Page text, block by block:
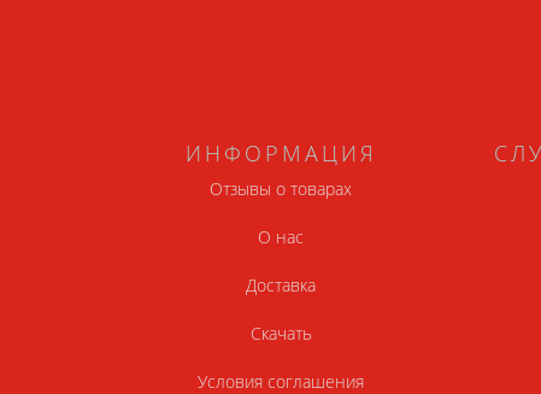
ИНФОРМАЦИЯ
Отзывы о товарах
О нас
Доставка
Скачать
Условия соглашения